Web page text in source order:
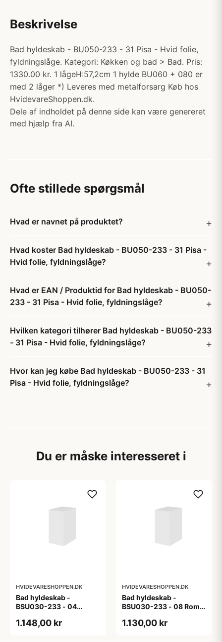
Beskrivelse
Bad hyldeskab - BU050-233 - 31 Pisa - Hvid folie,
fyldningslåge. Kategori: Køkken og bad > Bad. Pris:
1330.00 kr. 1 lågeH:57,2cm 1 hylde BU060 + 080 er
med 2 låger *) Leveres med metalforsarg Køb hos
HvidevareShoppen.dk.
Dele af indholdet på denne side kan være genereret
med hjælp fra AI.
Ofte stillede spørgsmål
Hvad er navnet på produktet?
Hvad koster Bad hyldeskab - BU050-233 - 31 Pisa -
Hvid folie, fyldningslåge?
Hvad er EAN / Produktid for Bad hyldeskab - BU050-
233 - 31 Pisa - Hvid folie, fyldningslåge?
Hvilken kategori tilhører Bad hyldeskab - BU050-233
- 31 Pisa - Hvid folie, fyldningslåge?
Hvor kan jeg købe Bad hyldeskab - BU050-233 - 31
Pisa - Hvid folie, fyldningslåge?
Du er måske interesseret i
HVIDEVARESHOPPEN.DK
Bad hyldeskab -
BSU030-233 - 04
1.148,00 kr
HVIDEVARESHOPPEN.DK
Bad hyldeskab -
BSU030-233 - 08 Roma
1.130,00 kr